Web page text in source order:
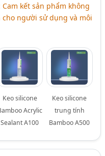
kết sản phẩm không
người sử dụng và môi
Keo silicone
Acrylic
Sealant A100
Keo silicone
trung tính
Bamboo A500